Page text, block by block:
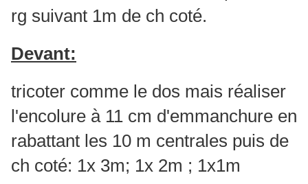
rg suivant 1m de ch coté.
Devant:
tricoter comme le dos mais réaliser
l'encolure à 11 cm d'emmanchure en
rabattant les 10 m centrales puis de
ch coté: 1x 3m; 1x 2m ; 1x1m